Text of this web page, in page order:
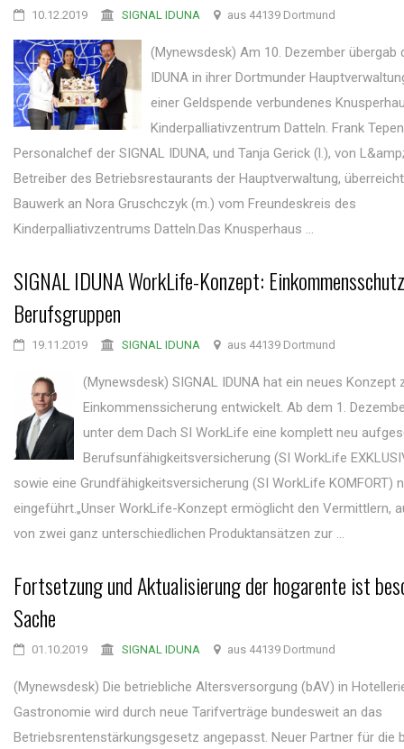
10.12.2019 SIGNAL IDUNA aus 44139 Dortmund
(Mynewsdesk) Am 10. Dezember übergab
IDUNA in ihrer Dortmunder
einer Geldspende verbundenes
Kinderpalliativzentrum Datteln. Frank
Personalchef der SIGNAL IDUNA, und Tanja Gerick (l.), von
Betreiber des Betriebsrestaurants der Hauptverwaltung,
Bauwerk an Nora Gruschczyk (m.) vom Freundeskreis des
Kinderpalliativzentrums Datteln.Das Knusperhaus ...
SIGNAL IDUNA WorkLife-Konzept:
Berufsgruppen
19.11.2019 SIGNAL IDUNA aus 44139 Dortmund
(Mynewsdesk) SIGNAL IDUNA hat ein neues Konzept
Einkommenssicherung entwickelt. Ab dem 1.
unter dem Dach SI WorkLife eine komplett neu
Berufsunfähigkeitsversicherung (SI WorkLife
sowie eine Grundfähigkeitsversicherung (SI WorkLife KOMFORT)
eingeführt.„Unser WorkLife-Konzept ermöglicht den Vermittlern,
von zwei ganz unterschiedlichen Produktansätzen zur ...
Fortsetzung und Aktualisierung der hogarente ist
Sache
01.10.2019 SIGNAL IDUNA aus 44139 Dortmund
(Mynewsdesk) Die betriebliche Altersversorgung (bAV) in
Gastronomie wird durch neue Tarifverträge bundesweit an das
Betriebsrentenstärkungsgesetz angepasst. Neuer Partner für die